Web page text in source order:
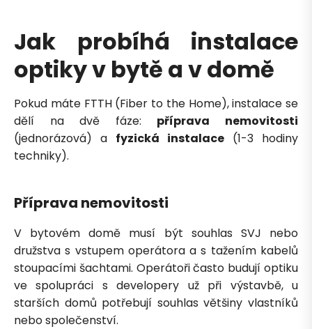
Jak probíhá instalace
optiky v bytě a v domě
Pokud máte FTTH (Fiber to the Home), instalace se
dělí na dvě fáze: příprava nemovitosti
(jednorázová) a fyzická instalace (1-3 hodiny
techniky).
Příprava nemovitosti
V bytovém domě musí být souhlas SVJ nebo
družstva s vstupem operátora a s tažením kabelů
stoupacími šachtami. Operátoři často budují optiku
ve spolupráci s developery už při výstavbě, u
starších domů potřebují souhlas většiny vlastníků
nebo společenství.